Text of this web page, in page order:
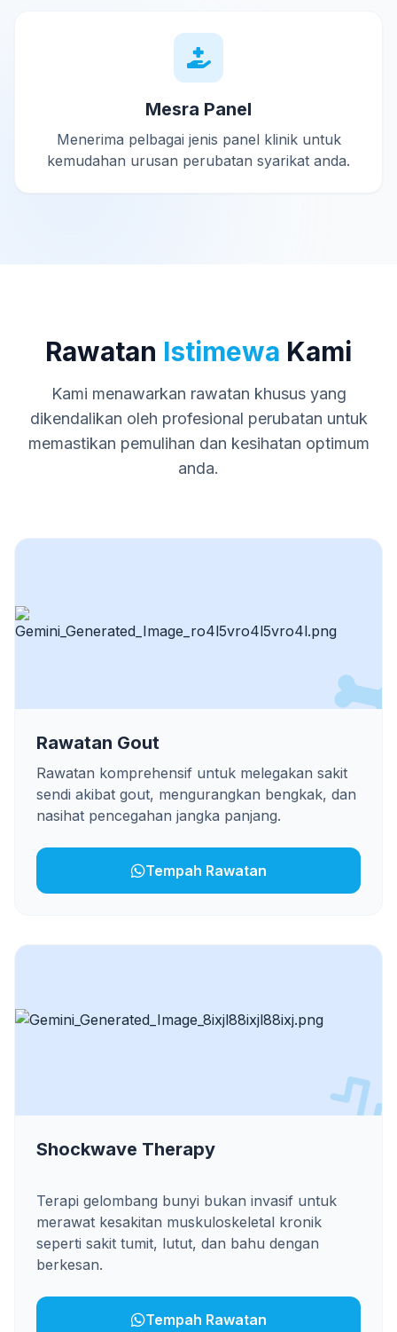
Mesra Panel
Menerima pelbagai jenis panel klinik untuk
kemudahan urusan perubatan syarikat anda.
Rawatan Istimewa Kami
Kami menawarkan rawatan khusus yang
dikendalikan oleh profesional perubatan untuk
memastikan pemulihan dan kesihatan optimum
anda.
Rawatan Gout
Rawatan komprehensif untuk melegakan sakit
sendi akibat gout, mengurangkan bengkak, dan
nasihat pencegahan jangka panjang.
Tempah Rawatan
Shockwave Therapy
Terapi gelombang bunyi bukan invasif untuk
merawat kesakitan muskuloskeletal kronik
seperti sakit tumit, lutut, dan bahu dengan
berkesan.
Tempah Rawatan